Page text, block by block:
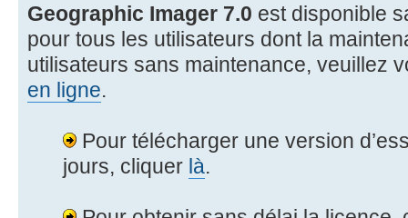
Geographic Imager 7.0 est disponible
pour tous les utilisateurs dont la
utilisateurs sans maintenance, veuillez
en ligne.
Pour télécharger une version
jours, cliquer là.